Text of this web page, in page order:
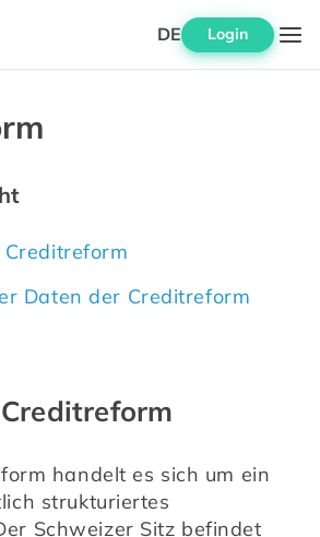
DE Login
Daten der Creditreform
handelt es sich um ein
strukturiertes
Schweizer Sitz befindet